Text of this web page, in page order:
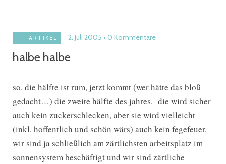
ARTIKEL 2. Juli 2005 0 Kommentare
halbe halbe
so. die hälfte ist rum, jetzt kommt (wer hätte das bloß
gedacht…) die zweite hälfte des jahres. die wird sicher
auch kein zuckerschlecken, aber sie wird vielleicht
(inkl. hoffentlich und schön wärs) auch kein fegefeuer.
wir sind ja schließlich am zärtlichsten arbeitsplatz im
sonnensystem beschäftigt und wir sind zärtliche